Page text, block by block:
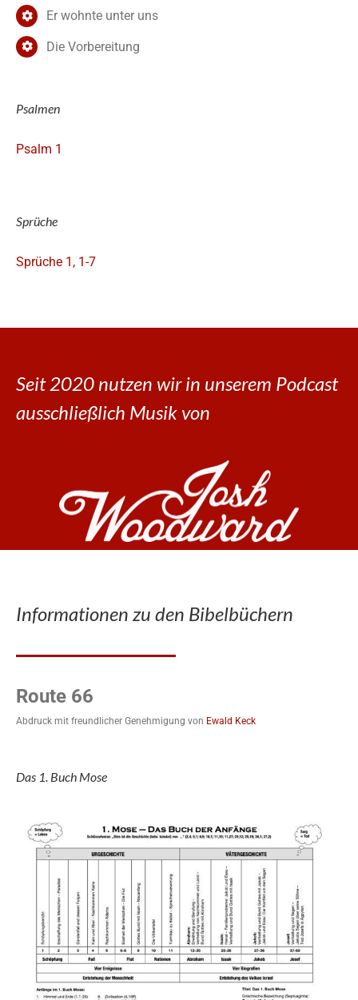
Er wohnte unter uns
Die Vorbereitung
Psalmen
Psalm 1
Sprüche
Sprüche 1, 1-7
Seit 2020 nutzen wir in unserem Podcast
ausschließlich Musik von
Informationen zu den Bibelbüchern
Route 66
Abdruck mit freundlicher Genehmigung von Ewald Keck
Das 1. Buch Mose